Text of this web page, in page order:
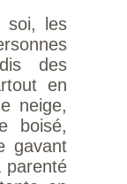
soi, les
des
en
neige,
boisé,
gavant
parenté